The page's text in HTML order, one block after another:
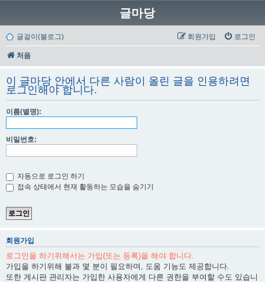
글마당
글걸이(블로그) 로그인
회원가입
처음
이 글마당 안에서 다른 사람이 올린 글을 인용하려면
로그인해야 합니다.
이름(별명):
비밀번호:
자동으로 로그인 하기
접속 상태에서 현재 활동하는 모습을 숨기기
회원가입
로그인을 하기위해서는 가입(또는 등록)을 해야 합니다.
가입을 하기위해 불과 몇 분이 필요하며, 도움 기능도 제공합니다.
또한 게시판 관리자는 가입한 사용자에게 다른 권한을 부여할 수도 있습니